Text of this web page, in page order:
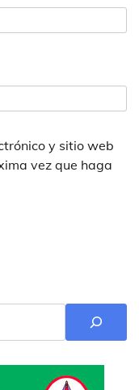
y sitio web
vez que haga